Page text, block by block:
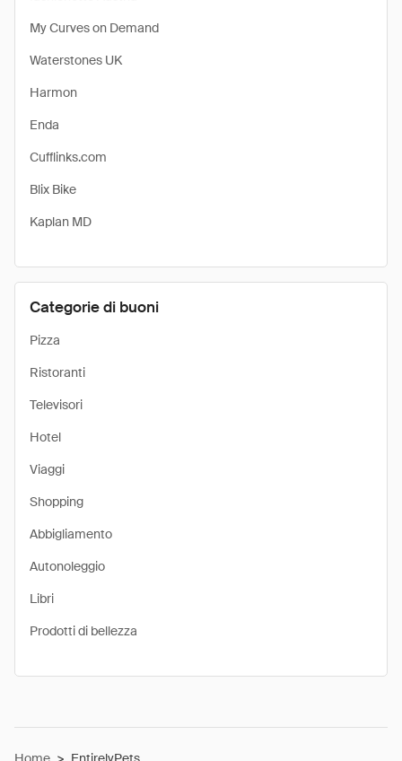
My Curves on Demand
Waterstones UK
Harmon
Enda
Cufflinks.com
Blix Bike
Kaplan MD
Categorie di buoni
Pizza
Ristoranti
Televisori
Hotel
Viaggi
Shopping
Abbigliamento
Autonoleggio
Libri
Prodotti di bellezza